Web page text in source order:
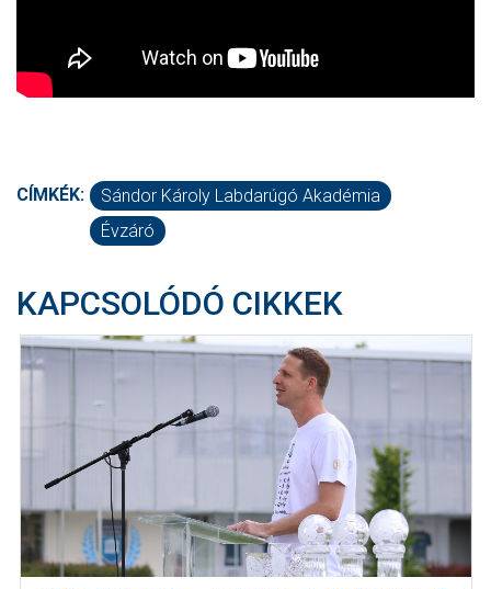
CÍMKÉK:
Sándor Károly Labdarúgó Akadémia
Évzáró
KAPCSOLÓDÓ CIKKEK